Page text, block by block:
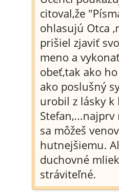
citoval,že
ohlasujú Otca
prišiel zjaviť
meno a
obeť,tak ako
ako poslušný
urobil z lásky k
sa môžeš
hutnejšiemu.
duchovné
stráviteľné.